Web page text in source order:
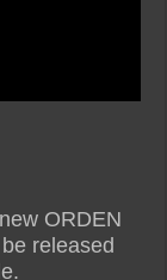
ORDEN
released